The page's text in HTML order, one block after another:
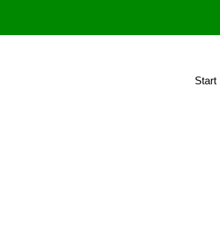
Start